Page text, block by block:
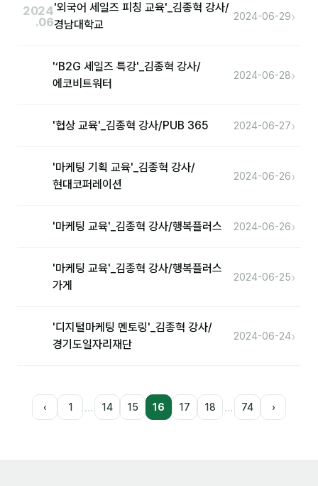
2024
.06
'외국어 세일즈 피칭 교육'_김종혁 강사/
경남대학교
2024-06-29›
'‘B2G 세일즈 특강'_김종혁 강사/
에코비트워터
2024-06-28›
'협상 교육'_김종혁 강사/PUB 365 2024-06-27›
'마케팅 기획 교육'_김종혁 강사/
현대코퍼레이션
2024-06-26›
'마케팅 교육'_김종혁 강사/행복플러스 2024-06-26›
'마케팅 교육'_김종혁 강사/행복플러스
가게
2024-06-25›
'디지털마케팅 멘토링'_김종혁 강사/
경기도일자리재단
2024-06-24›
‹ 1 … 14 15 16 17 18 … 74 ›